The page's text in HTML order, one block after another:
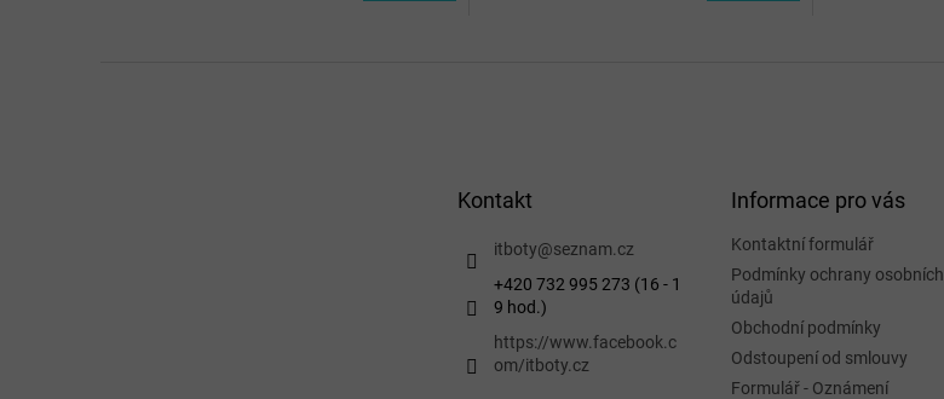
Kontakt
itboty@seznam.cz
+420 732 995 273 (16 - 1
9 hod.)
https://www.facebook.c
om/itboty.cz
Informace pro vás
Kontaktní formulář
Podmínky ochrany osobních
údajů
Obchodní podmínky
Odstoupení od smlouvy
Formulář - Oznámení